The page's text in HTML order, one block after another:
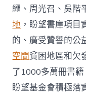
繩、周光召、吳階
地 ，盼望書庫項目
的、廣受贊譽的公
空間貧困地區和欠
了1000多萬冊書
盼望基金會積極落